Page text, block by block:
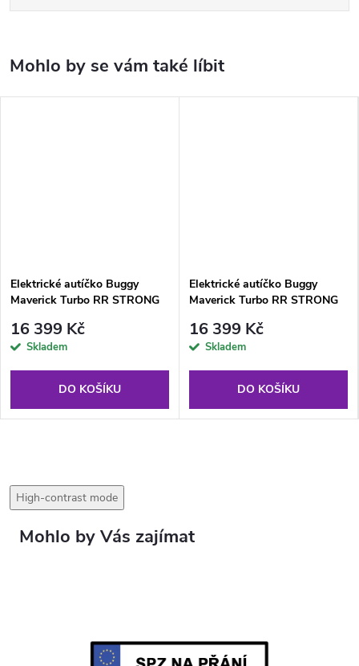
Elektrické autíčko Buggy
Maverick Turbo RR STRONG
16 399 Kč
Skladem
DO KOŠÍKU
Elektrické autíčko Buggy
Maverick Turbo RR STRONG
16 399 Kč
Skladem
DO KOŠÍKU
High-contrast mode